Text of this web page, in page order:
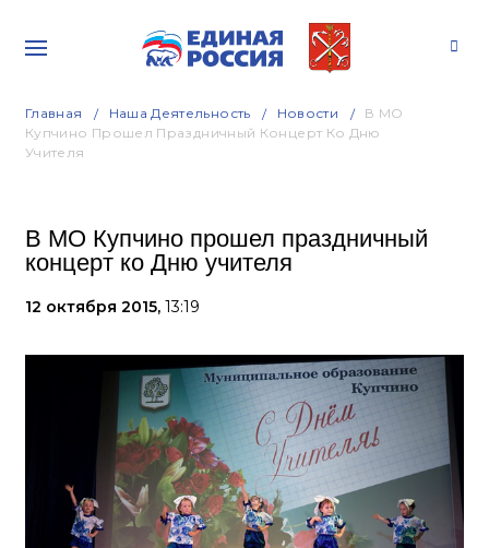
Главная Наша Деятельность Новости
В МО
Купчино Прошел Праздничный Концерт Ко Дню
Учителя
В МО Купчино прошел праздничный
концерт ко Дню учителя
12 октября 2015, 13:19